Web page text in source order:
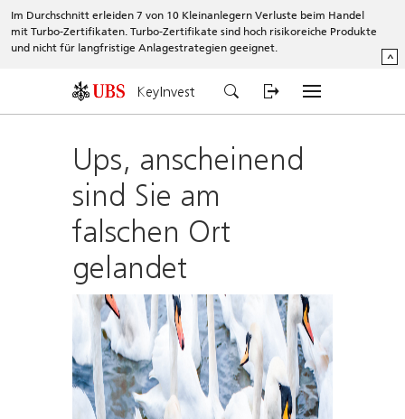
Im Durchschnitt erleiden 7 von 10 Kleinanlegern Verluste beim Handel
mit Turbo-Zertifikaten. Turbo-Zertifikate sind hoch risikoreiche Produkte
und nicht für langfristige Anlagestrategien geeignet.
^
KeyInvest
Ups, anscheinend
sind Sie am
falschen Ort
gelandet